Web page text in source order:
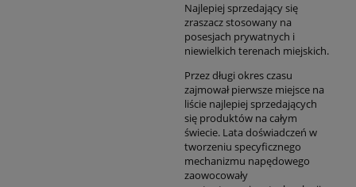
Najlepiej sprzedający się
zraszacz stosowany na
posesjach prywatnych i
niewielkich terenach miejskich.
Przez długi okres czasu
zajmował pierwsze miejsce na
liście najlepiej sprzedających
się produktów na całym
świecie. Lata doświadczeń w
tworzeniu specyficznego
mechanizmu napędowego
zaowocowały